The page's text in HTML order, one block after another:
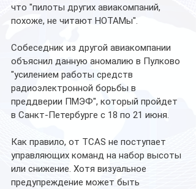
что "пилоты других авиакомпаний,
похоже, не читают НОТАМы".
Собеседник из другой авиакомпании
объяснил данную аномалию в Пулково
"усилением работы средств
радиоэлектронной борьбы в
преддверии ПМЭФ", который пройдет
в Санкт-Петербурге с 18 по 21 июня.
Как правило, от TCAS не поступает
управляющих команд на набор высоты
или снижение. Хотя визуальное
предупреждение может быть